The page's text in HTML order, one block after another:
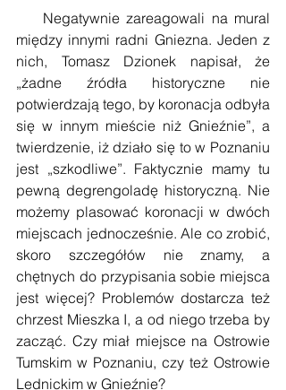
Negatywnie zareagowali na mural
między innymi radni Gniezna. Jeden z
nich, Tomasz Dzionek napisał, że
„żadne źródła historyczne nie
potwierdzają tego, by koronacja odbyła
się w innym mieście niż Gnieźnie”, a
twierdzenie, iż działo się to w Poznaniu
jest „szkodliwe”. Faktycznie mamy tu
pewną degrengoladę historyczną. Nie
możemy plasować koronacji w dwóch
miejscach jednocześnie. Ale co zrobić,
skoro szczegółów nie znamy, a
chętnych do przypisania sobie miejsca
jest więcej? Problemów dostarcza też
chrzest Mieszka I, a od niego trzeba by
zacząć. Czy miał miejsce na Ostrowie
Tumskim w Poznaniu, czy też Ostrowie
Lednickim w Gnieźnie?